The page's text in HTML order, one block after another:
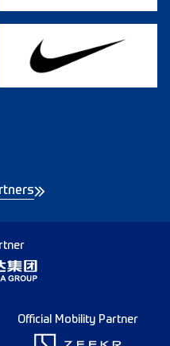
Official Mobility Partner